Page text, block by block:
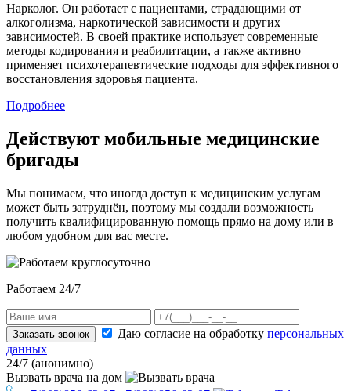
Нарколог. Он работает с пациентами, страдающими от
алкоголизма, наркотической зависимости и других
зависимостей. В своей практике использует современные
методы кодирования и реабилитации, а также активно
применяет психотерапевтические подходы для эффективного
восстановления здоровья пациента.
Подробнее
Действуют мобильные медицинские
бригады
Мы понимаем, что иногда доступ к медицинским услугам
может быть затруднён, поэтому мы создали возможность
получить квалифицированную помощь прямо на дому или в
любом удобном для вас месте.
Работаем 24/7
Заказать звонок Даю согласие на обработку персональных
данных
24/7 (анонимно)
Вызвать врача на дом